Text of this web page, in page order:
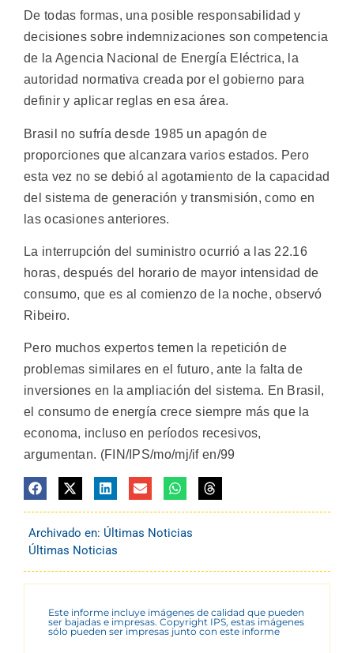
De todas formas, una posible responsabilidad y
decisiones sobre indemnizaciones son competencia
de la Agencia Nacional de Energía Eléctrica, la
autoridad normativa creada por el gobierno para
definir y aplicar reglas en esa área.
Brasil no sufría desde 1985 un apagón de
proporciones que alcanzara varios estados. Pero
esta vez no se debió al agotamiento de la capacidad
del sistema de generación y transmisión, como en
las ocasiones anteriores.
La interrupción del suministro ocurrió a las 22.16
horas, después del horario de mayor intensidad de
consumo, que es al comienzo de la noche, observó
Ribeiro.
Pero muchos expertos temen la repetición de
problemas similares en el futuro, ante la falta de
inversiones en la ampliación del sistema. En Brasil,
el consumo de energía crece siempre más que la
economa, incluso en períodos recesivos,
argumentan. (FIN/IPS/mo/mj/if en/99
Archivado en: Últimas Noticias
Últimas Noticias
Este informe incluye imágenes de calidad que pueden
ser bajadas e impresas. Copyright IPS, estas imágenes
sólo pueden ser impresas junto con este informe